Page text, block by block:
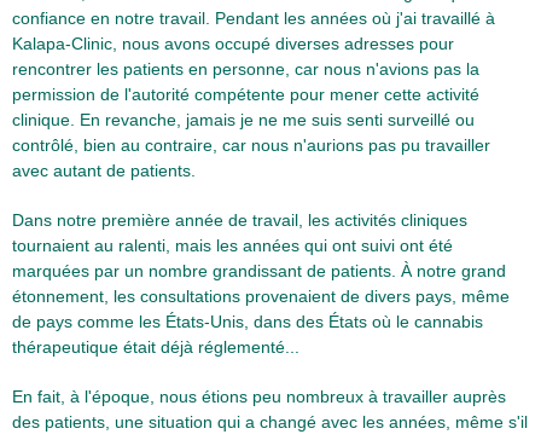
confiance en notre travail. Pendant les années où j'ai travaillé à
Kalapa-Clinic, nous avons occupé diverses adresses pour
rencontrer les patients en personne, car nous n'avions pas la
permission de l'autorité compétente pour mener cette activité
clinique. En revanche, jamais je ne me suis senti surveillé ou
contrôlé, bien au contraire, car nous n'aurions pas pu travailler
avec autant de patients.
Dans notre première année de travail, les activités cliniques
tournaient au ralenti, mais les années qui ont suivi ont été
marquées par un nombre grandissant de patients. À notre grand
étonnement, les consultations provenaient de divers pays, même
de pays comme les États-Unis, dans des États où le cannabis
thérapeutique était déjà réglementé...
En fait, à l'époque, nous étions peu nombreux à travailler auprès
des patients, une situation qui a changé avec les années, même s'il